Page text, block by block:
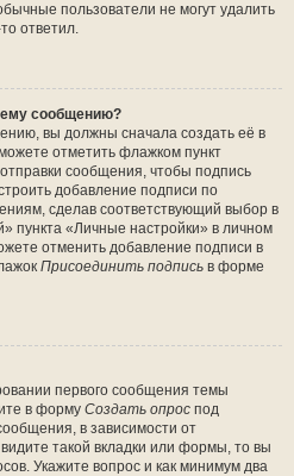
пользователи не могут удалить
ответил.
сообщению?
вы должны сначала создать её в
отметить флажком пункт
сообщения, чтобы подпись
добавление подписи по
сделав соответствующий выбор в
пункта «Личные настройки» в личном
отменить добавление подписи в
Присоединить подпись в форме
первого сообщения темы
в форму Создать опрос под
в зависимости от
такой вкладки или формы, то вы
Укажите вопрос и как минимум два